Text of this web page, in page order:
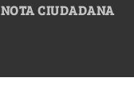
NOTA CIUDADANA